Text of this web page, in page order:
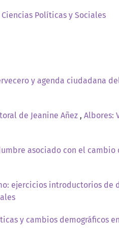
Políticas y Sociales
y agenda ciudadana
de Jeanine Añez , Albores:
asociado con el
ejercicios introductorios de
y cambios demográficos